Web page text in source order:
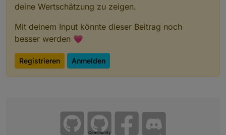
deine Wertschätzung zu zeigen.
Mit deinem Input könnte dieser Beitrag noch
besser werden 💗
Registrieren Anmelden
Community